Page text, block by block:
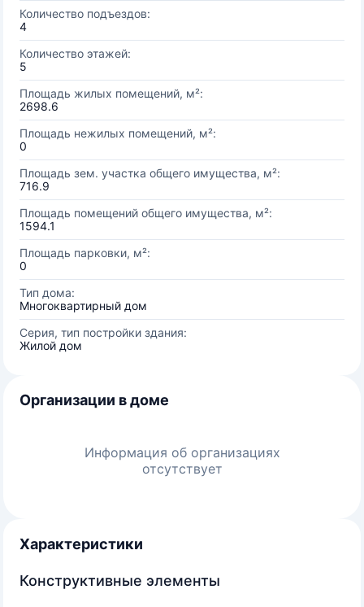
Количество подъездов:
4
Количество этажей:
5
Площадь жилых помещений, м²:
2698.6
Площадь нежилых помещений, м²:
0
Площадь зем. участка общего имущества, м²:
716.9
Площадь помещений общего имущества, м²:
1594.1
Площадь парковки, м²:
0
Тип дома:
Многоквартирный дом
Серия, тип постройки здания:
Жилой дом
Организации в доме
Информация об организациях
отсутствует
Характеристики
Конструктивные элементы